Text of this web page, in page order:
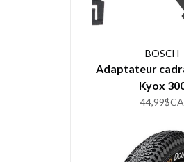
BOSCH
Adaptateur
Kyox
44,99$CA